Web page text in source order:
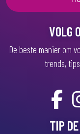
VOLG
De beste manier om
trends,
TIP